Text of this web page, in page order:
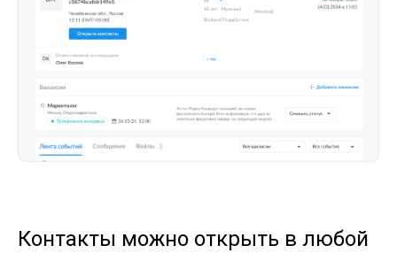
Контакты можно открыть в любой